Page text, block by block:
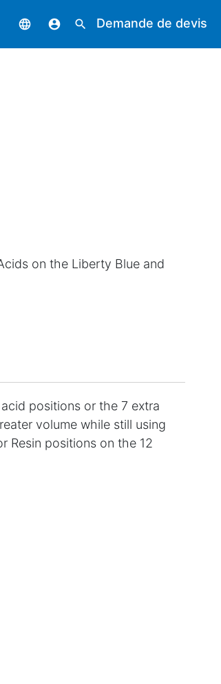
language account_circle search Demande de devis
on the Liberty Blue and
positions or the 7 extra
volume while still using
Resin positions on the 12